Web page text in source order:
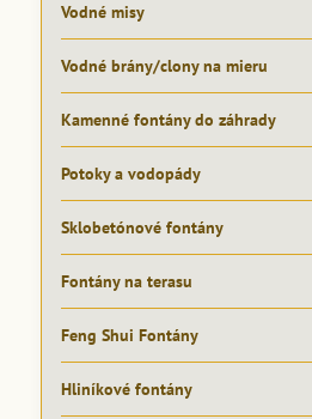
Vodné misy
Vodné brány/clony na mieru
Kamenné fontány do záhrady
Potoky a vodopády
Sklobetónové fontány
Fontány na terasu
Feng Shui Fontány
Hliníkové fontány